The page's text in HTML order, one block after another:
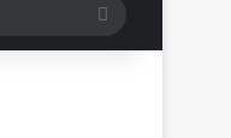
Search